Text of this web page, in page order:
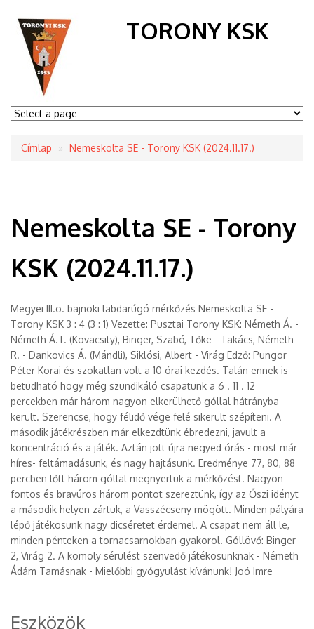
TORONY KSK
Morzsa
Címlap Nemeskolta SE - Torony KSK (2024.11.17.)
Nemeskolta SE - Torony
KSK (2024.11.17.)
Megyei III.o. bajnoki labdarúgó mérkőzés Nemeskolta SE -
Torony KSK 3 : 4 (3 : 1) Vezette: Pusztai Torony KSK: Németh Á. -
Németh Á.T. (Kovacsity), Binger, Szabó, Tőke - Takács, Németh
R. - Dankovics Á. (Mándli), Siklósi, Albert - Virág Edző: Pungor
Péter Korai és szokatlan volt a 10 órai kezdés. Talán ennek is
betudható hogy még szundikáló csapatunk a 6 . 11 . 12
percekben már három nagyon elkerülhető góllal hátrányba
került. Szerencse, hogy félidő vége felé sikerült szépíteni. A
második játékrészben már elkezdtünk ébredezni, javult a
koncentráció és a játék. Aztán jött újra negyed órás - most már
híres- feltámadásunk, és nagy hajtásunk. Eredménye 77, 80, 88
percben lőtt három góllal megnyertük a mérkőzést. Nagyon
fontos és bravúros három pontot szereztünk, így az Őszi idényt
a második helyen zártuk, a Vasszécseny mögött. Minden pályára
lépő játékosunk nagy dicséretet érdemel. A csapat nem áll le,
minden pénteken a tornacsarnokban gyakorol. Góllövő: Binger
2, Virág 2. A komoly sérülést szenvedő játékosunknak - Németh
Ádám Tamásnak - Mielőbbi gyógyulást kívánunk! Joó Imre
Eszközök